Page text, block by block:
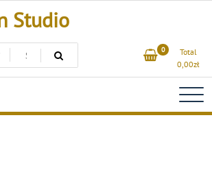
Studio
0
Total
0,00zł